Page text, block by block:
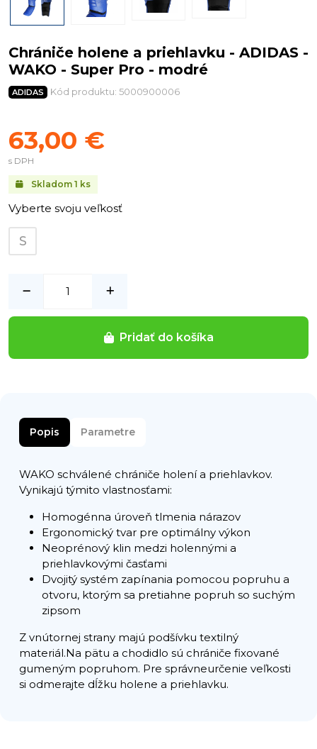
Chrániče holene a priehlavku - ADIDAS -
WAKO - Super Pro - modré
ADIDAS Kód produktu: 5000900006
Skladom 1 ks
63,00 €
s DPH
Vyberte svoju veľkosť
S
Pridať do košíka
Popis Parametre
WAKO schválené chrániče holení a priehlavkov.
Vynikajú týmito vlastnosťami:
Homogénna úroveň tlmenia nárazov
Ergonomický tvar pre optimálny výkon
Neoprénový klin medzi holennými a
priehlavkovými časťami
Dvojitý systém zapínania pomocou popruhu a
otvoru, ktorým sa pretiahne popruh so suchým
zipsom
Z vnútornej strany majú podšívku textilný
materiál.Na pätu a chodidlo sú chrániče fixované
gumeným popruhom. Pre správneurčenie veľkosti
si odmerajte dĺžku holene a priehlavku.